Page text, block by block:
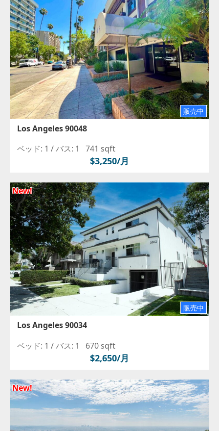
販売中
Los Angeles 90048
ベッド: 1 /バス: 1 741 sqft
$3,250/月
New!
販売中
Los Angeles 90034
ベッド: 1 /バス: 1 670 sqft
$2,650/月
New!